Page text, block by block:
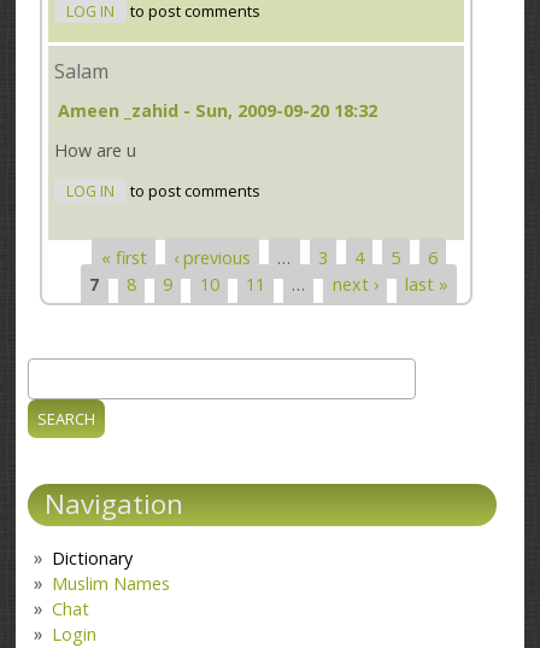
LOG IN to post comments
Salam
Ameen _zahid - Sun, 2009-09-20 18:32
How are u
LOG IN to post comments
Pages
« first ‹ previous … 3 4 5
6
7
8 9 10 11 … next › last »
Search form
Navigation
Dictionary
Muslim Names
Chat
Login